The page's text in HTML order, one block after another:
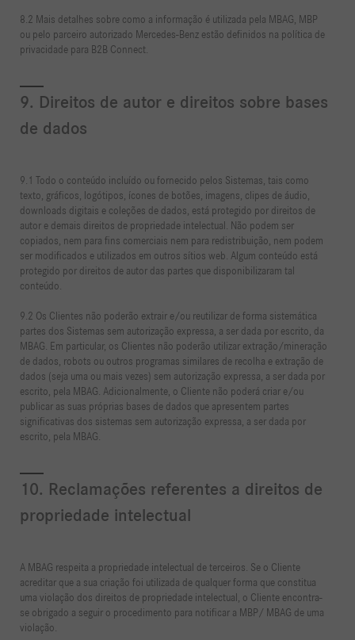
8.2 Mais detalhes sobre como a informação é utilizada pela MBAG, MBP
ou pelo parceiro autorizado Mercedes-Benz estão definidos na política de
privacidade para B2B Connect.
9. Direitos de autor e direitos sobre bases
de dados
9.1 Todo o conteúdo incluído ou fornecido pelos Sistemas, tais como
texto, gráficos, logótipos, ícones de botões, imagens, clipes de áudio,
downloads digitais e coleções de dados, está protegido por direitos de
autor e demais direitos de propriedade intelectual. Não podem ser
copiados, nem para fins comerciais nem para redistribuição, nem podem
ser modificados e utilizados em outros sítios web. Algum conteúdo está
protegido por direitos de autor das partes que disponibilizaram tal
conteúdo.
9.2 Os Clientes não poderão extrair e/ou reutilizar de forma sistemática
partes dos Sistemas sem autorização expressa, a ser dada por escrito, da
MBAG. Em particular, os Clientes não poderão utilizar extração/mineração
de dados, robots ou outros programas similares de recolha e extração de
dados (seja uma ou mais vezes) sem autorização expressa, a ser dada por
escrito, pela MBAG. Adicionalmente, o Cliente não poderá criar e/ou
publicar as suas próprias bases de dados que apresentem partes
significativas dos sistemas sem autorização expressa, a ser dada por
escrito, pela MBAG.
10. Reclamações referentes a direitos de
propriedade intelectual
A MBAG respeita a propriedade intelectual de terceiros. Se o Cliente
acreditar que a sua criação foi utilizada de qualquer forma que constitua
uma violação dos direitos de propriedade intelectual, o Cliente encontra-
se obrigado a seguir o procedimento para notificar a MBP/ MBAG de uma
violação.